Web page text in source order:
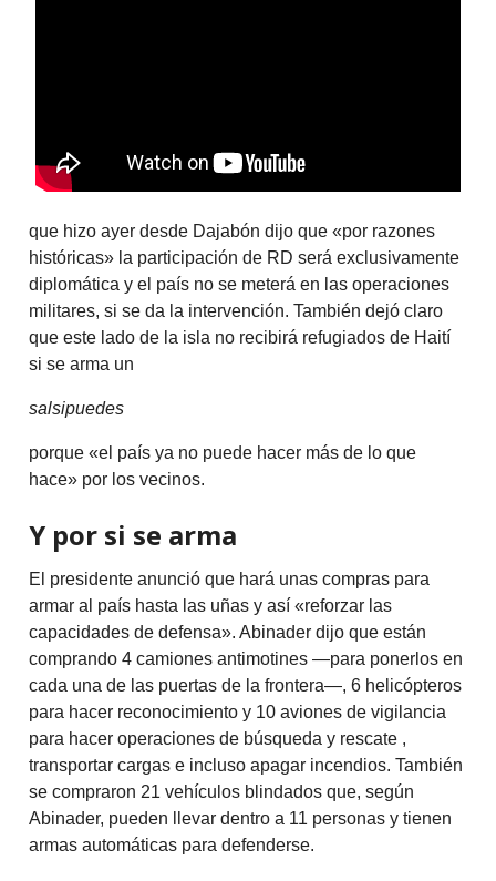
que hizo ayer desde Dajabón dijo que «por razones
históricas» la participación de RD será exclusivamente
diplomática y el país no se meterá en las operaciones
militares, si se da la intervención. También dejó claro
que este lado de la isla no recibirá refugiados de Haití
si se arma un
salsipuedes
porque «el país ya no puede hacer más de lo que
hace» por los vecinos.
Y por si se arma
El presidente anunció que hará unas compras para
armar al país hasta las uñas y así «reforzar las
capacidades de defensa». Abinader dijo que están
comprando 4 camiones antimotines —para ponerlos en
cada una de las puertas de la frontera—, 6 helicópteros
para hacer reconocimiento y 10 aviones de vigilancia
para hacer operaciones de búsqueda y rescate ,
transportar cargas e incluso apagar incendios. También
se compraron 21 vehículos blindados que, según
Abinader, pueden llevar dentro a 11 personas y tienen
armas automáticas para defenderse.